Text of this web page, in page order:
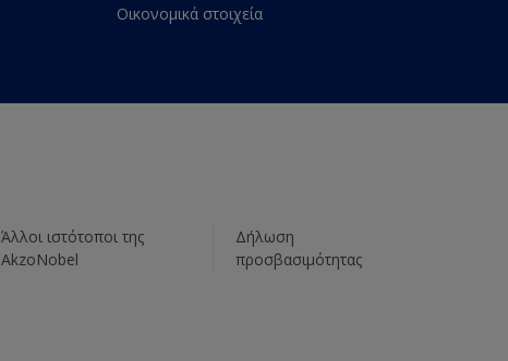
Οικονομικά στοιχεία
Άλλοι ιστότοποι της
AkzoNobel
Δήλωση
προσβασιμότητας